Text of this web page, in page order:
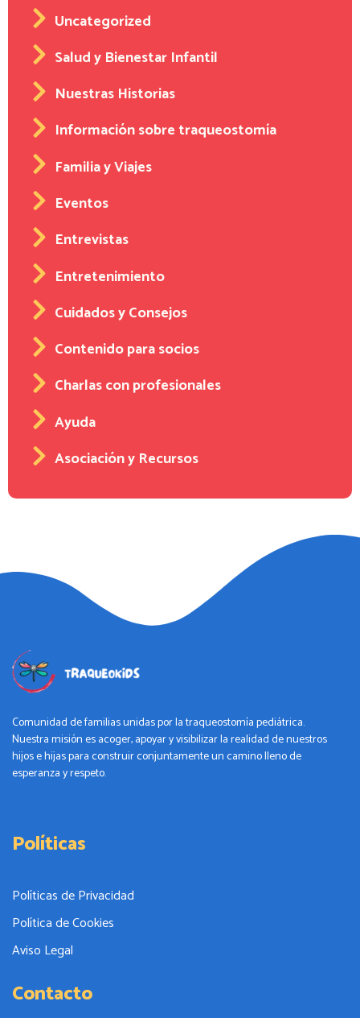
Uncategorized
Salud y Bienestar Infantil
Nuestras Historias
Información sobre traqueostomía
Familia y Viajes
Eventos
Entrevistas
Entretenimiento
Cuidados y Consejos
Contenido para socios
Charlas con profesionales
Ayuda
Asociación y Recursos
Comunidad de familias unidas por la traqueostomía pediátrica.
Nuestra misión es acoger, apoyar y visibilizar la realidad de nuestros
hijos e hijas para construir conjuntamente un camino lleno de
esperanza y respeto.
Políticas
Políticas de Privacidad
Política de Cookies
Aviso Legal
Contacto